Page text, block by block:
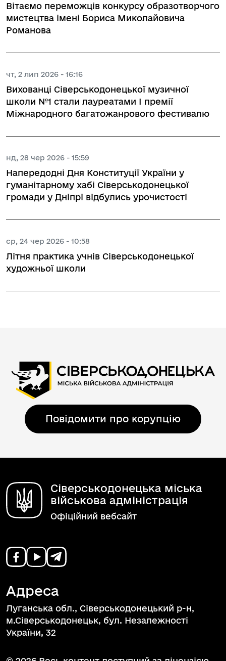
Вітаємо переможців конкурсу образотворчого
мистецтва імені Бориса Миколайовича
Романова
чт, 2 лип 2026 - 16:16
Вихованці Сіверськодонецької музичної
школи №1 стали лауреатами І премії
Міжнародного багатожанрового фестивалю
нд, 28 чер 2026 - 15:59
Напередодні Дня Конституції України у
гуманітарному хабі Сіверськодонецької
громади у Дніпрі відбулись урочистості
ср, 24 чер 2026 - 10:58
Літня практика учнів Сіверськодонецької
художньої школи
Повідомити про корупцію
Сіверськодонецька міська
військова адміністрація
Офіційний вебсайт
Адреса
Луганська обл., Сіверськодонецький р-н,
м.Сіверськодонецьк, бул. Незалежності
України, 32